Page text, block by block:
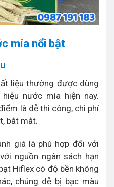
mía nổi bật
liệu thường được dùng
nước mía hiện nay.
là dễ thi công, chi phí
bắt mắt.
giá là phù hợp đối với
nguồn ngân sách hạn
Hiflex có độ bền không
chúng dễ bị bạc màu